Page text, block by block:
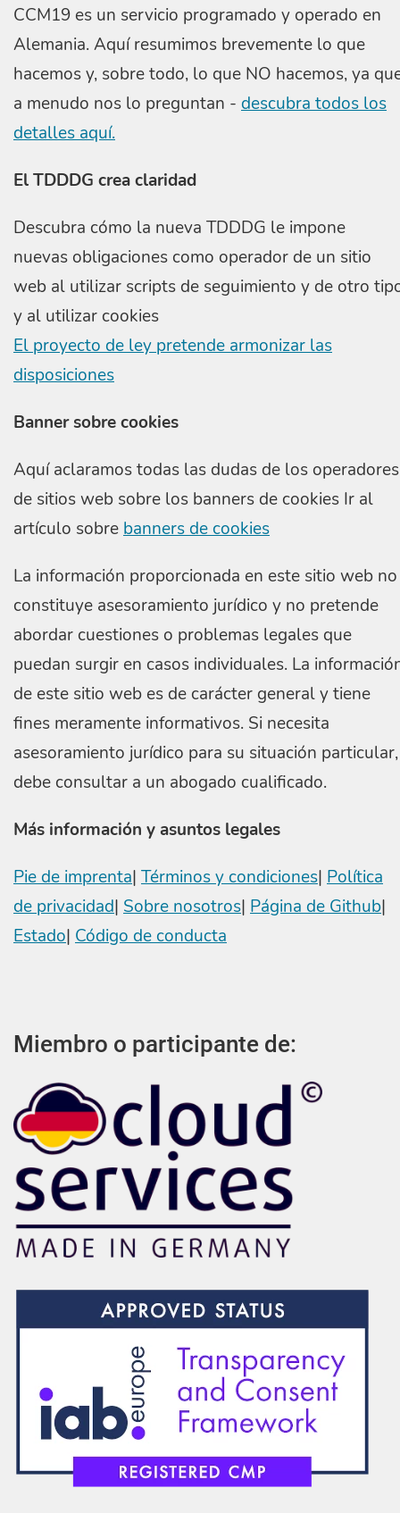
CCM19 es un servicio programado y operado en
Alemania. Aquí resumimos brevemente lo que
hacemos y, sobre todo, lo que NO hacemos, ya
a menudo nos lo preguntan - descubra todos los
detalles aquí.
El TDDDG crea claridad
Descubra cómo la nueva TDDDG le impone
nuevas obligaciones como operador de un sitio
web al utilizar scripts de seguimiento y de otro
y al utilizar cookies
El proyecto de ley pretende armonizar las
disposiciones
Banner sobre cookies
Aquí aclaramos todas las dudas de los operadores
de sitios web sobre los banners de cookies Ir al
artículo sobrebanners de cookies
La información proporcionada en este sitio web no
constituye asesoramiento jurídico y no pretende
abordar cuestiones o problemas legales que
puedan surgir en casos individuales. La
de este sitio web es de carácter general y tiene
fines meramente informativos. Si necesita
asesoramiento jurídico para su situación particular,
debe consultar a un abogado cualificado.
Más información y asuntos legales
Pie de imprenta| Términos y condiciones| Política
de privacidad| Sobre nosotros| Página de Github|
Estado| Código de conducta
Miembro o participante de: